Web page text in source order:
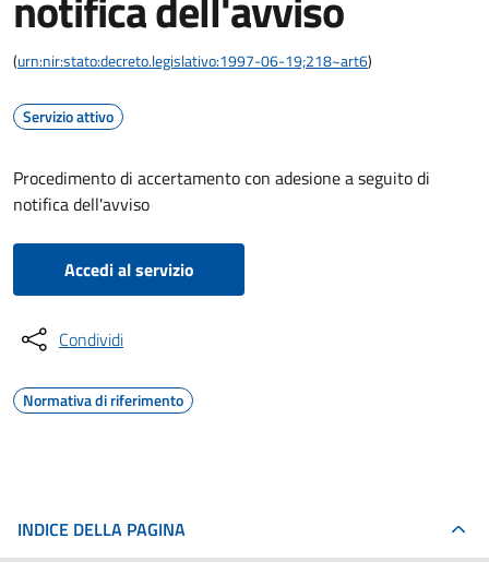
(urn:nir:stato:decreto.legislativo:1997-06-19;218~art6)
Servizio attivo
Procedimento di accertamento con adesione a seguito di
notifica dell'avviso
Accedi al servizio
Condividi
Normativa di riferimento
INDICE DELLA PAGINA